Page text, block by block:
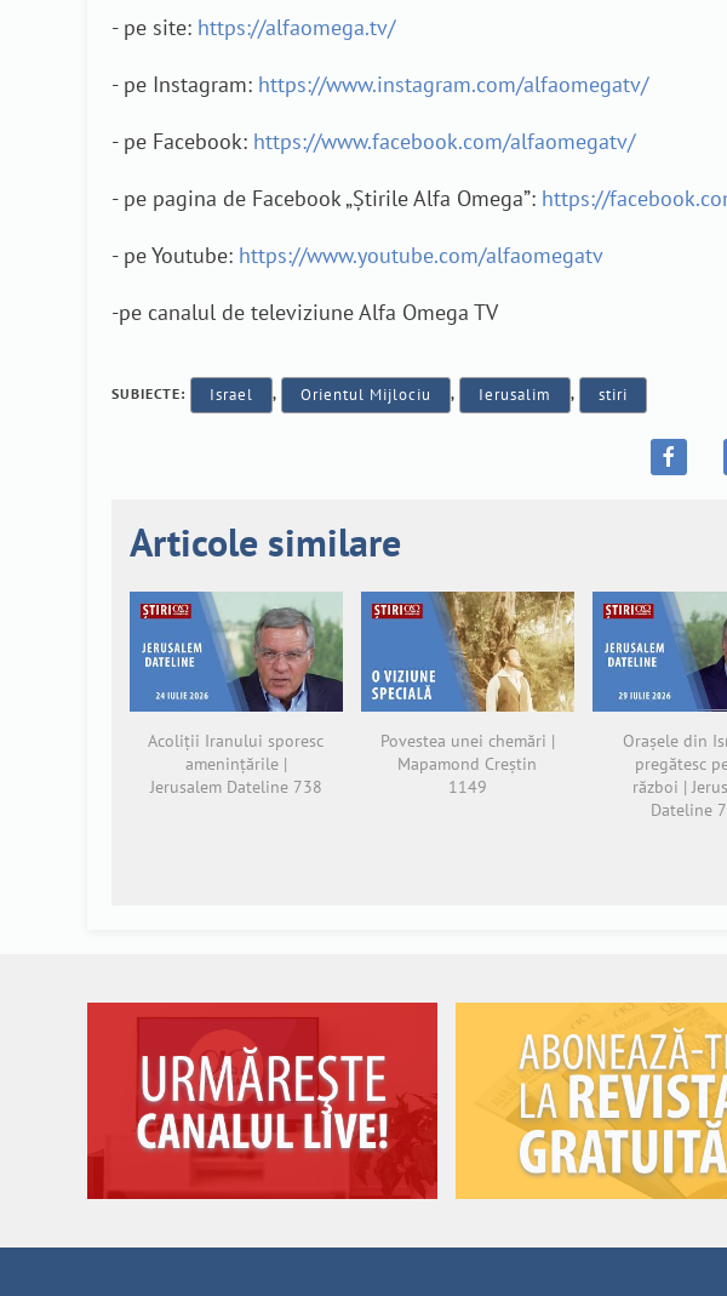
- pe site: https://alfaomega.tv/
- pe Instagram: https://www.instagram.com/alfaomegatv/
- pe Facebook: https://www.facebook.com/alfaomegatv/
- pe pagina de Facebook „Știrile Alfa Omega”: https://
- pe Youtube: https://www.youtube.com/alfaomegatv
-pe canalul de televiziune Alfa Omega TV
SUBIECTE: Israel , Orientul Mijlociu , Ierusalim , stiri
Articole similare
Acoliții Iranului sporesc
amenințările |
Jerusalem Dateline 738
Povestea unei chemări |
Mapamond Creștin
1149
Orașele din
pregătesc
război |
Dateline